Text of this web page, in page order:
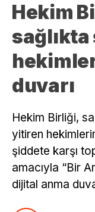
Hekim
duvarı
Hekim Birliği,
yitiren
şiddete karşı
amacıyla “Bir
dijital anma